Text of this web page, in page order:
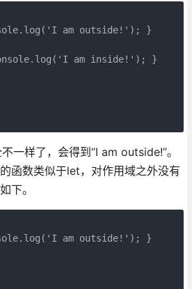
am outside!'); }
am inside!'); }
一样了，会得到“I am outside!”。
函数类似于let，对作用域之外没有
下。
am outside!'); }